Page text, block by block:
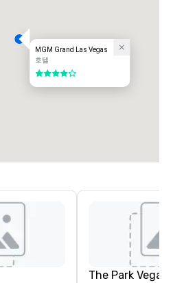
MGM Grand Las Vegas
호텔
5 중 4
The Park Vegas